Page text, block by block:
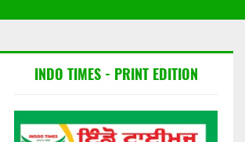
INDO TIMES - PRINT EDITION